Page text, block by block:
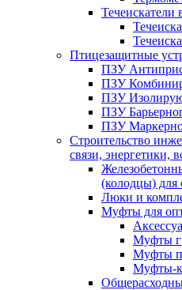
Течеискатели
Птицезащитные
ПЗУ
ПЗУ
ПЗУ
ПЗУ
ПЗУ
Строительство
связи, энергетики,
(колодцы)
Люки и
Муфты для
Муфты
Муфты
Муфты-